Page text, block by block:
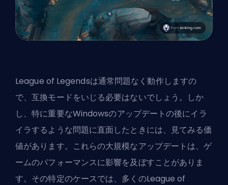
League of Legendsは通常問題なく動作しますの
で、互換モードをいじる必要はないでしょう。しか
し、特に重要なWindowsのアップデートの後にイラ
イラするような問題に直面したときには、見てみる価
値があります。これらの大規模なアップデートは、ゲ
ームのパフォーマンスに影響を及ぼすことがありま
す。その特定のケースでは、多くのLeague of